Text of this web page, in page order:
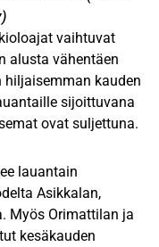
vaihtuvat
alusta vähentäen
kauden
sijoittuvana
ovat suljettuna.
lauantain
Asikkalan,
Myös Orimattilan ja
kesäkauden